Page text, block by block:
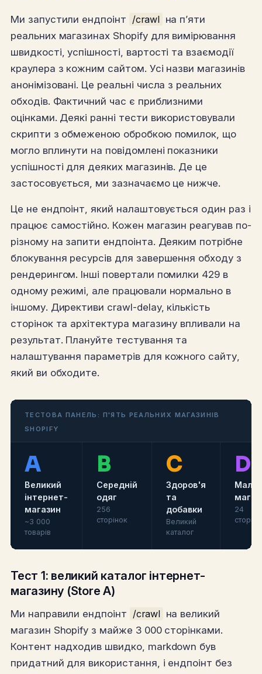
Ми запустили ендпоінт /crawl на п’яти
реальних магазинах Shopify для вимірювання
швидкості, успішності, вартості та взаємодії
краулера з кожним сайтом. Усі назви магазинів
анонімізовані. Це реальні числа з реальних
обходів. Фактичний час є приблизними
оцінками. Деякі ранні тести використовували
скрипти з обмеженою обробкою помилок, що
могло вплинути на повідомлені показники
успішності для деяких магазинів. Де це
застосовується, ми зазначаємо це нижче.
Це не ендпоінт, який налаштовується один раз і
працює самостійно. Кожен магазин реагував по-
різному на запити ендпоінта. Деяким потрібне
блокування ресурсів для завершення обходу з
рендерингом. Інші повертали помилки 429 в
одному режимі, але працювали нормально в
іншому. Директиви crawl-delay, кількість
сторінок та архітектура магазину впливали на
результат. Плануйте тестування та
налаштування параметрів для кожного сайту,
який ви обходите.
ТЕСТОВА ПАНЕЛЬ: П'ЯТЬ РЕАЛЬНИХ МАГАЗИНІВ
SHOPIFY
A
Великий
інтернет-
магазин
~3 000
товарів
B
Середній
одяг
256
сторінок
C
Здоров'я
та
добавки
Великий
каталог
D
24
Тест 1: великий каталог інтернет-
магазину (Store A)
Ми направили ендпоінт /crawl на великий
магазин Shopify з майже 3 000 сторінками.
Контент надходив швидко, markdown був
придатний для використання, і ендпоінт без